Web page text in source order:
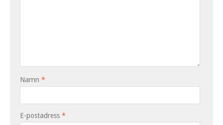
Namn *
E-postadress *